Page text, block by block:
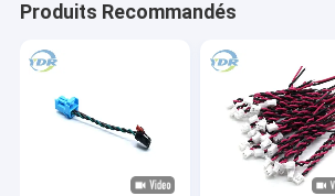
Produits Recommandés